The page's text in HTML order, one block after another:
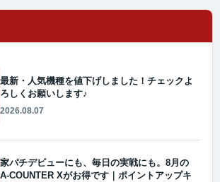
最新・人気機種を値下げしました！チェックよ
ろしくお願いします♪
2026.08.07
リー
家パチデビューにも、毎日の実戦にも。8月の
A-COUNTER Xがお得です｜ポイントアップキ